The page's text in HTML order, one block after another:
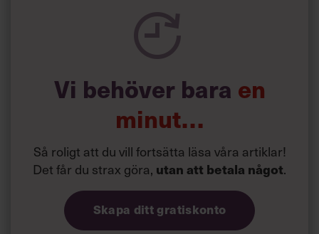
Logga in
Prenumerera
Vi behöver bara en
minut…
Så roligt att du vill fortsätta läsa våra artiklar!
Det får du strax göra, utan att betala något.
Skapa ditt gratiskonto